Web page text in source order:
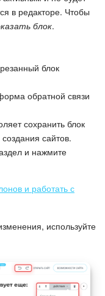
в редакторе. Чтобы
блок.
блок
обратной связи
сохранить блок
сайтов.
и нажмите
и работать с
используйте